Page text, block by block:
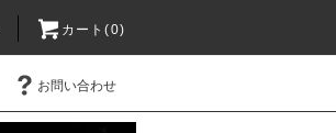
カート(0)
お問い合わせ